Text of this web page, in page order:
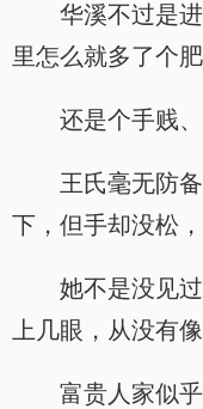
华溪不过是
里怎么就多了个
还是个手贱
王氏毫无防
下，但手却没松
她不是没见
上几眼，从没有
富贵人家似